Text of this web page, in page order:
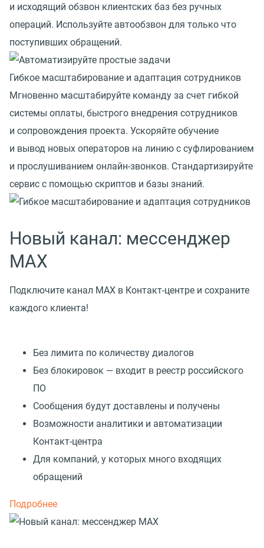
и исходящий обзвон клиентских баз без ручных
операций. Используйте автообзвон для только что
поступивших обращений.
Гибкое масштабирование и адаптация сотрудников
Мгновенно масштабируйте команду за счет гибкой
системы оплаты, быстрого внедрения сотрудников
и сопровождения проекта. Ускоряйте обучение
и вывод новых операторов на линию с суфлированием
и прослушиванием онлайн-звонков. Стандартизируйте
сервис с помощью скриптов и базы знаний.
Новый канал: мессенджер
MAX
Подключите канал MAX в Контакт-центре и сохраните
каждого клиента!
Без лимита по количеству диалогов
Без блокировок — входит в реестр российского
ПО
Сообщения будут доставлены и получены
Возможности аналитики и автоматизации
Контакт-центра
Для компаний, у которых много входящих
обращений
Подробнее